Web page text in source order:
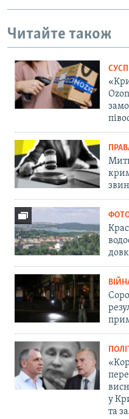
Читайте також
у
та